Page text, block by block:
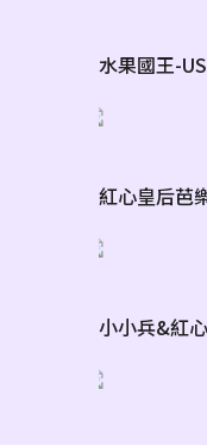
水果國王-
紅心皇后芭
小小兵&紅